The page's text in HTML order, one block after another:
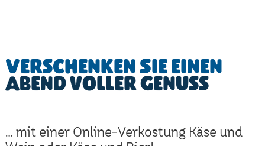
Verschenken Sie einen
Abend voller Genuss
... mit einer Online-Verkostung Käse und